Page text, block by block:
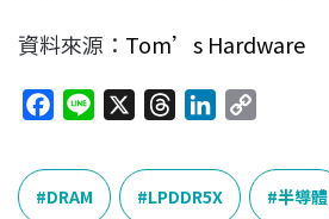
資料來源： Tom’s Hardware
c
e
n
r
e
n
k
p
DRAM LPDDR5X 半導體